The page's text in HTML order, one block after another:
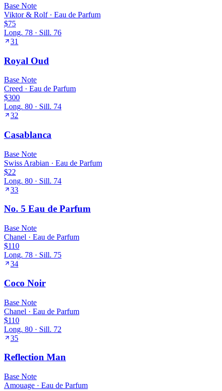
Base Note
Viktor & Rolf· Eau de Parfum
$75
Long. 78 · Sill. 76
31
Royal Oud
Base Note
Creed · Eau de Parfum
$300
Long. 80 · Sill. 74
32
Casablanca
Base Note
Swiss Arabian · Eau de Parfum
$22
Long. 80 · Sill. 74
33
No. 5 Eau de Parfum
Base Note
Chanel · Eau de Parfum
$110
Long. 78 · Sill. 75
34
Coco Noir
Base Note
Chanel · Eau de Parfum
$110
Long. 80 · Sill. 72
35
Reflection Man
Base Note
Amouage · Eau de Parfum